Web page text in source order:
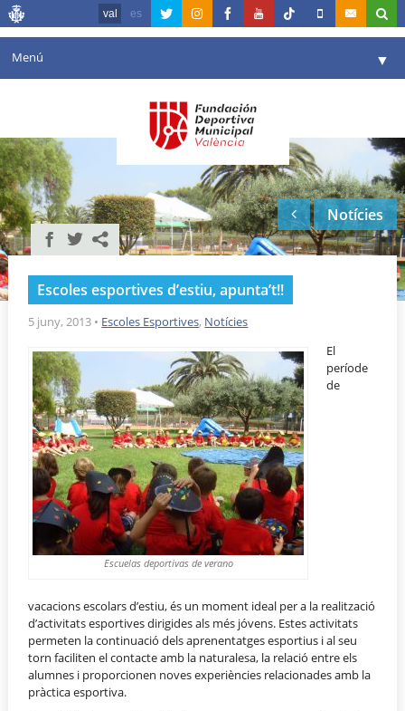
val es
Menú ▼
Agenda
Instal·lacions ▼
Comunicació ▼
València en esport
Portal de Transparència
Notícies
Escoles esportives d’estiu, apunta’t!!
5 juny, 2013 • Escoles Esportives, Notícies
Escuelas deportivas de verano
El
període
de
vacacions escolars d’estiu, és un moment ideal per a la realització
d’activitats esportives dirigides als més jóvens. Estes activitats
permeten la continuació dels aprenentatges esportius i al seu
torn faciliten el contacte amb la naturalesa, la relació entre els
alumnes i proporcionen noves experiències relacionades amb la
pràctica esportiva.